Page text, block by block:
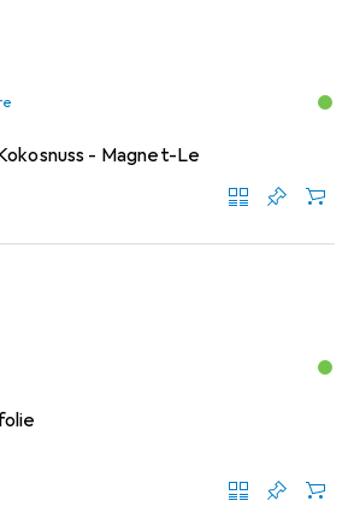
- Magnet-Le